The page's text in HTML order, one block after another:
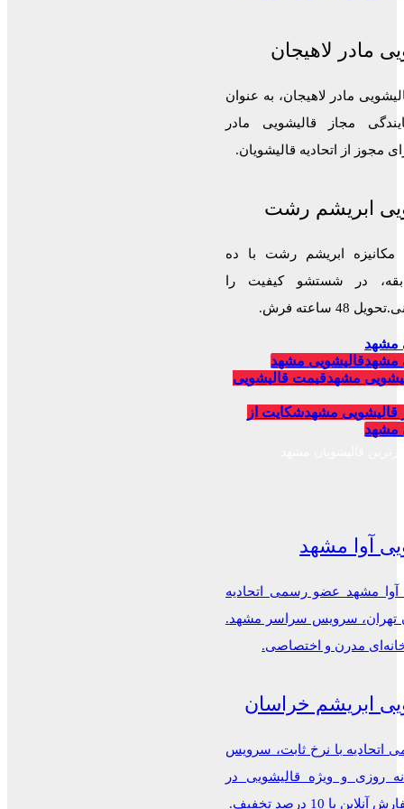
مادر لاهیجان
مادر لاهیجان، به عنوان
مجاز قالیشویی مادر
مجوز از اتحادیه قالیشویان.
ابریشم رشت
مکانیزه ابریشم رشت با ده
در شستشو کیفیت را
48 ساعته فرش.
مشهد
مشهدقالیشویی مشهد
مشهدقیمت قالیشویی
قالیشویی مشهدشکایت از
مشهد
آوا مشهد
آوا مشهد عضو رسمی اتحادیه
تهران، سرویس سراسر مشهد.
مدرن و اختصاصی.
ابریشم خراسان
اتحادیه با نرخ ثابت، سرویس
روزی و ویژه قالیشویی در
با 10 درصد تخفیف.